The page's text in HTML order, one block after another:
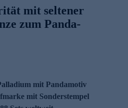
Die Palladiummünze ist
dieses Münzbriefes erhältlich. Die
an die chinesische Tradition, in
Glückszahl ist. Jeder Brief ist
somit ein Unikat.
Münze im Überblick
Palladium-Panda-Münze
Jubiläum des letzten Platin-Pandas
mit seltener
zum Panda-
mit Pandamotiv
mit Sonderstempel